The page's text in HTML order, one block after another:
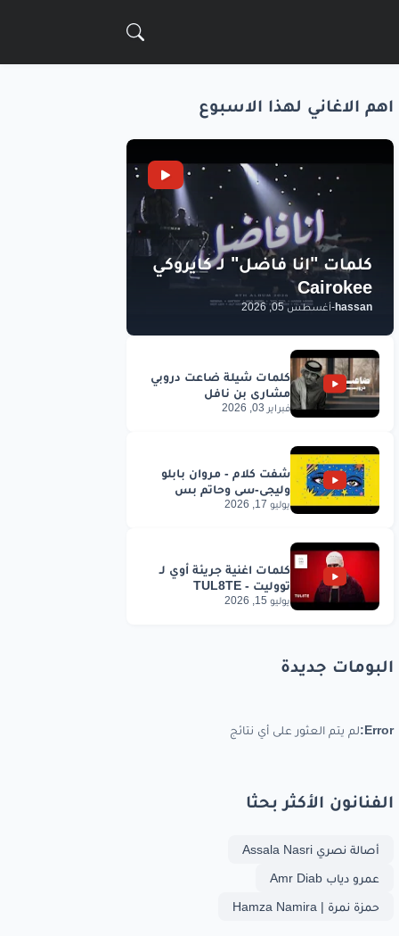
اهم الاغاني لهذا الاسبوع
hassan
-أغسطس 05, 2026
فبراير 03, 2026
يوليو 17, 2026
يوليو 15, 2026
البومات جديدة
Error: لم يتم العثور على أي نتائج
الفنانون الأكثر بحثا
أصالة نصري Assala Nasri
عمرو دياب Amr Diab
حمزة نمرة | Hamza Namira